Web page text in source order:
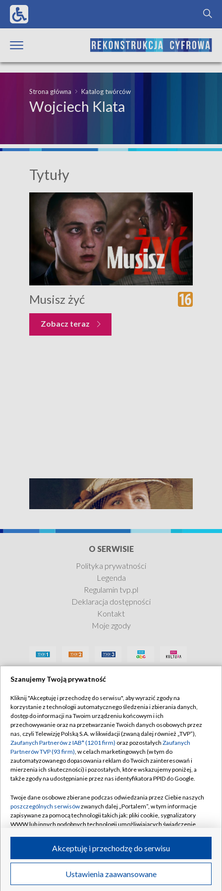
Strona główna Katalog twórców
Wojciech Klata
Tytuły
Musisz żyć
Zobacz teraz
Modrzejewska
O SERWISIE
Polityka prywatności
Legenda
Regulamin tvp.pl
Deklaracja dostępności
Kontakt
Moje zgody
Szanujemy Twoją prywatność
Kliknij "Akceptuję i przechodzę do serwisu", aby wyrazić zgody na
korzystanie z technologii automatycznego śledzenia i zbierania danych,
dostęp do informacji na Twoim urządzeniu końcowym i ich
przechowywanie oraz na przetwarzanie Twoich danych osobowych przez
nas, czyli Telewizję Polską S.A. w likwidacji (zwaną dalej również „TVP”),
Zaufanych Partnerów z IAB* (1201 firm) oraz pozostałych Zaufanych
Partnerów TVP (93 firm), w celach marketingowych (w tym do
zautomatyzowanego dopasowania reklam do Twoich zainteresowań i
mierzenia ich skuteczności) i pozostałych, które wskazujemy poniżej, a
także zgody na udostępnianie przez nas identyfikatora PPID do Google.
Twoje dane osobowe zbierane podczas odwiedzania przez Ciebie naszych
poszczególnych serwisówzwanych dalej „Portalem”, w tym informacje
zapisywane za pomocą technologii takich jak: pliki cookie, sygnalizatory
WWW lub innych podobnych technologii umożliwiających świadczenie
ruchu w Internecie.
Twoje dane osobowe zbierane podczas odwiedzania przez Ciebie
poszczególnych serwisówna Portalu, takie jak adresy IP, identyfikatory
Ustawienia zaawansowane
Akceptuję i przechodzę do serwisu